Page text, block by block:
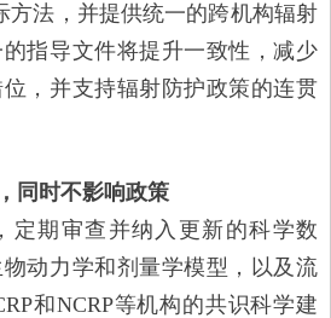
方法，并提供统一的跨机构辐射
指导文件将提升一致性，减少
，并支持辐射防护政策的连贯
同时不影响政策
期审查并纳入更新的科学数
动力学和剂量学模型，以及流
和NCRP等机构的共识科学建